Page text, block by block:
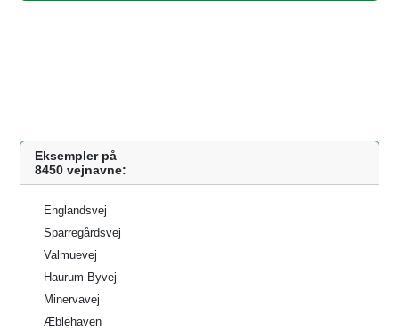
Eksempler på
8450 vejnavne:
Englandsvej
Sparregårdsvej
Valmuevej
Haurum Byvej
Minervavej
Æblehaven